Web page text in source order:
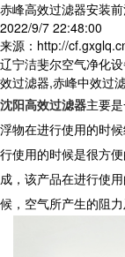
赤峰高效过滤器安装
2022/9/7 22:48:00
来源：http://
辽宁洁斐尔空气净化
效过滤器,赤峰中效过
沈阳高效过滤器主要
浮物在进行使用的时
行使用的时候是很方
成，该产品在进行使
候，空气所产生的阻